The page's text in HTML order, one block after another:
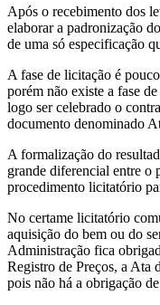
Após o recebimento dos
elaborar a padronização
de uma só especificação
A fase de licitação é
porém não existe a fase
logo ser celebrado o
documento denominado
A formalização do
grande diferencial entre o
procedimento licitatório
No certame licitatório
aquisição do bem ou do
Administração fica
Registro de Preços, a Ata
pois não há a obrigação